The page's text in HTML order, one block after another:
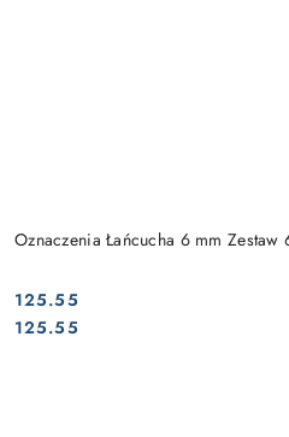
Oznaczenia Łańcucha 6 mm
Cena:
125.55
Cena:
125.55